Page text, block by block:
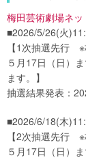
梅田芸術劇場ネ
■2026/5/26(火
【1次抽選先行
５月17日（日）
ます。】
抽選結果発表：
■2026/6/18(木
【2次抽選先行
５月17日（日）